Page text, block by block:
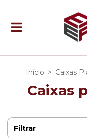
Início > Caixas
Caixas
Filtrar